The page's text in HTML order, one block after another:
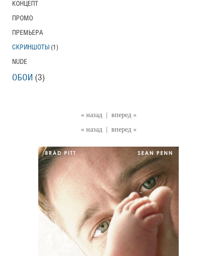
« назад
вперед »
« назад
вперед »
КОНЦЕПТ
ПРОМО
ПРЕМЬЕРА
СКРИНШОТЫ (1)
NUDE
ОБОИ (3)